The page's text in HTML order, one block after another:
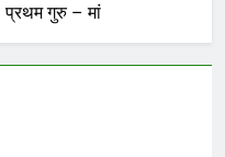
प्रथम गुरु – मां